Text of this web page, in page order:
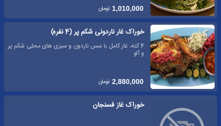
1,010,000 تومان
خوراک غار ناردونی شکم پر (4 نفره)
4 کته، غار کامل با سس ناردون و سبزی های محلی شکم پر
و آلو
2,880,000 تومان
خوراک غاز فسنجان